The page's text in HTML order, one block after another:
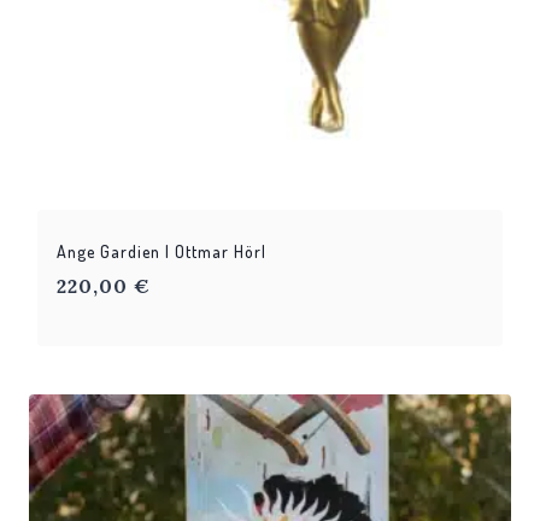
Ange Gardien | Ottmar Hörl
220,00 €